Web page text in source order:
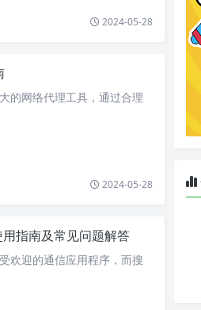
2024-05-28
的网络代理工具，通过合理
2024-05-28
指南及常见问题解答
欢迎的通信应用程序，而搜